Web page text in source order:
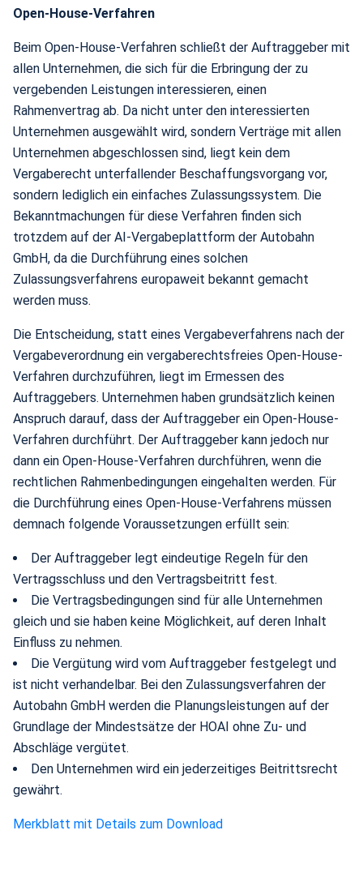
Open-House-Verfahren
Beim Open-House-Verfahren schließt der Auftraggeber mit
allen Unternehmen, die sich für die Erbringung der zu
vergebenden Leistungen interessieren, einen
Rahmenvertrag ab. Da nicht unter den interessierten
Unternehmen ausgewählt wird, sondern Verträge mit allen
Unternehmen abgeschlossen sind, liegt kein dem
Vergaberecht unterfallender Beschaffungsvorgang vor,
sondern lediglich ein einfaches Zulassungssystem. Die
Bekanntmachungen für diese Verfahren finden sich
trotzdem auf der AI-Vergabeplattform der Autobahn
GmbH, da die Durchführung eines solchen
Zulassungsverfahrens europaweit bekannt gemacht
werden muss.
Die Entscheidung, statt eines Vergabeverfahrens nach der
Vergabeverordnung ein vergaberechtsfreies Open-House-
Verfahren durchzuführen, liegt im Ermessen des
Auftraggebers. Unternehmen haben grundsätzlich keinen
Anspruch darauf, dass der Auftraggeber ein Open-House-
Verfahren durchführt. Der Auftraggeber kann jedoch nur
dann ein Open-House-Verfahren durchführen, wenn die
rechtlichen Rahmenbedingungen eingehalten werden. Für
die Durchführung eines Open-House-Verfahrens müssen
demnach folgende Voraussetzungen erfüllt sein:
Der Auftraggeber legt eindeutige Regeln für den
Vertragsschluss und den Vertragsbeitritt fest.
Die Vertragsbedingungen sind für alle Unternehmen
gleich und sie haben keine Möglichkeit, auf deren Inhalt
Einfluss zu nehmen.
Die Vergütung wird vom Auftraggeber festgelegt und
ist nicht verhandelbar. Bei den Zulassungsverfahren der
Autobahn GmbH werden die Planungsleistungen auf der
Grundlage der Mindestsätze der HOAI ohne Zu- und
Abschläge vergütet.
Den Unternehmen wird ein jederzeitiges Beitrittsrecht
gewährt.
Merkblatt mit Details zum Download